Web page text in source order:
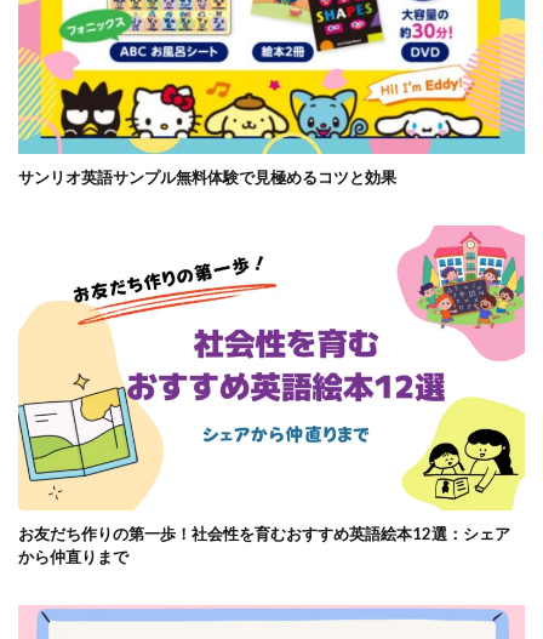
サンリオ英語サンプル無料体験で見極めるコツと効果
お友だち作りの第一歩！社会性を育むおすすめ英語絵本12選：シェア
から仲直りまで